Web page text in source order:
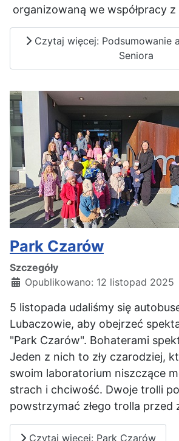
organizowaną we współpracy z
Czytaj więcej: Podsumowanie
Seniora
Park Czarów
Szczegóły
Opublikowano: 12 listopad 2025
5 listopada udaliśmy się
Lubaczowie, aby obejrzeć
"Park Czarów". Bohaterami
Jeden z nich to zły czarodziej,
swoim laboratorium niszczące
strach i chciwość. Dwoje trolli
powstrzymać złego trolla przed
Czytaj więcej: Park Czarów